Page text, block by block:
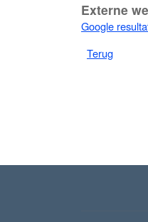
Externe
Google
Terug